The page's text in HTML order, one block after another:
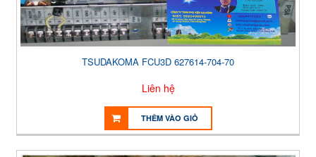
TSUDAKOMA FCU3D 627614-704-70
Liên hệ
THÊM VÀO GIỎ